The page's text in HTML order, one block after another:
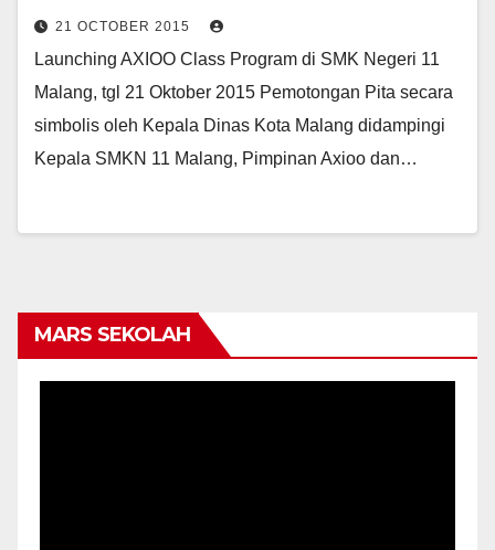
21 OCTOBER 2015
Launching AXIOO Class Program di SMK Negeri 11
Malang, tgl 21 Oktober 2015 Pemotongan Pita secara
simbolis oleh Kepala Dinas Kota Malang didampingi
Kepala SMKN 11 Malang, Pimpinan Axioo dan…
MARS SEKOLAH